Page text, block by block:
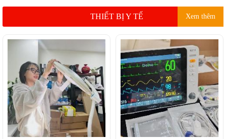
THIẾT BỊ Y TẾ Xem thêm